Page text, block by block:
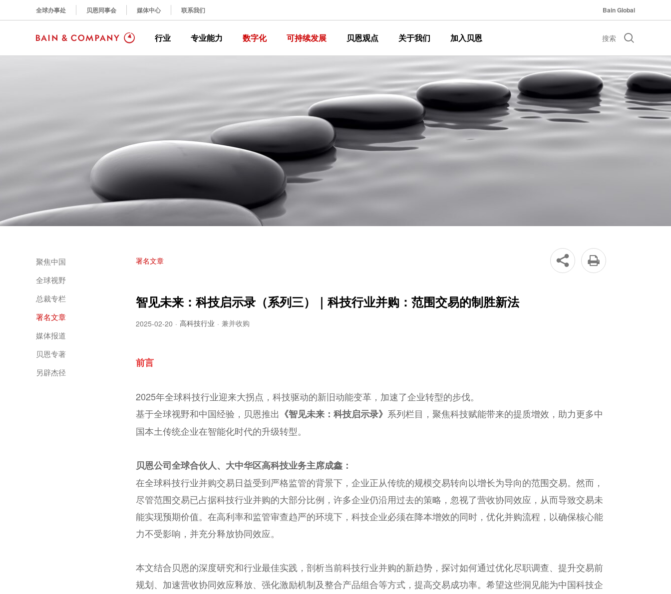
全球办事处 贝恩同事会 媒体中心 联系我们 Bain Global
行业 专业能力 数字化 可持续发展 贝恩观点 关于我们 加入贝恩 搜索
聚焦中国
全球视野
总裁专栏
署名文章
媒体报道
贝恩专著
另辟杰径
署名文章  
智见未来：科技启示录（系列三）｜科技行业并购：范围交易的制胜新法
2025-02-20 · 高科技行业 · 兼并收购
前言
2025年全球科技行业迎来大拐点，科技驱动的新旧动能变革，加速了企业转型的步伐。
基于全球视野和中国经验，贝恩推出 《智见未来：科技启示录》 系列栏目，聚焦科技赋能带来的提质增效，助力更多中
国本土传统企业在智能化时代的升级转型。
贝恩公司全球合伙人、大中华区高科技业务主席成鑫：
在全球科技行业并购交易日益受到严格监管的背景下，企业正从传统的规模交易转向以增长为导向的范围交易。然而，
尽管范围交易已占据科技行业并购的大部分比例，许多企业仍沿用过去的策略，忽视了营收协同效应，从而导致交易未
能实现预期价值。在高利率和监管审查趋严的环境下，科技企业必须在降本增效的同时，优化并购流程，以确保核心能
力不受影响，并充分释放协同效应。
本文结合贝恩的深度研究和行业最佳实践，剖析当前科技行业并购的新趋势，探讨如何通过优化尽职调查、提升交易前
规划、加速营收协同效应释放、强化激励机制及整合产品组合等方式，提高交易成功率。希望这些洞见能为中国科技企